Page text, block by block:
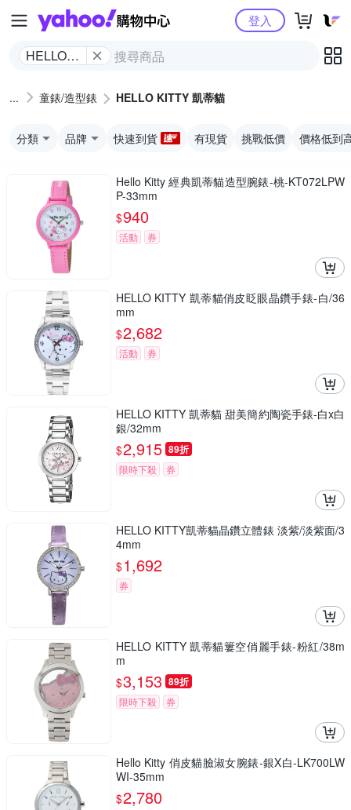
Yahoo購物中心
HELLO
蒂貓
登入
童錶/造型錶 HELLO KITTY 凱蒂貓
分類 品牌 快速到貨 有現貨 挑戰低價 價格低到
Hello Kitty 經典凱蒂貓造型腕錶-桃-KT072LPW
P-33mm
$940
活動 券
HELLO KITTY 凱蒂貓俏皮眨眼晶鑽手錶-白/36
mm
$2,682
活動 券
HELLO KITTY 凱蒂貓 甜美簡約陶瓷手錶-白x白
銀/32mm
$2,915 89折
限時下殺 券
HELLO KITTY凱蒂貓晶鑽立體錶 淡紫/淡紫面/3
4mm
$1,692
券
HELLO KITTY 凱蒂貓簍空俏麗手錶-粉紅/38m
m
$3,153 89折
限時下殺 券
Hello Kitty 俏皮貓臉淑女腕錶-銀X白-LK700LW
WI-35mm
$2,780